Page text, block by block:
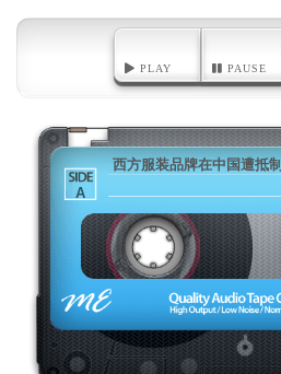
PLAY PAUSE
A
西方服装品牌在中国遭抵制